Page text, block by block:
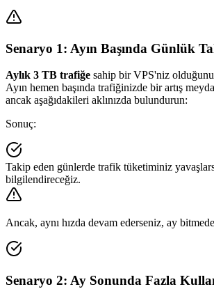
Senaryo 1: Ayın Başında Günlük
Aylık 3 TB trafiğe sahip bir VPS'niz
Ayın hemen başında trafiğinizde bir artış
ancak aşağıdakileri aklınızda bulundurun:
Sonuç:
Takip eden günlerde trafik tüketiminiz
bilgilendireceğiz.
Ancak, aynı hızda devam ederseniz, ay
Senaryo 2: Ay Sonunda Fazla